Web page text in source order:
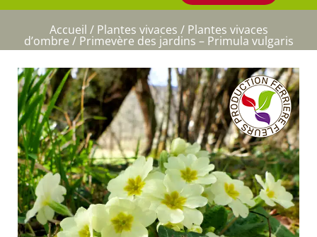
Accueil / Plantes vivaces / Plantes vivaces
d’ombre / Primevère des jardins – Primula vulgaris